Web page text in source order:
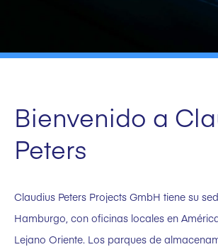
Bienvenido a
Peters
Claudius Peters Projects GmbH tiene su
Hamburgo, con oficinas locales en
Lejano Oriente. Los parques de